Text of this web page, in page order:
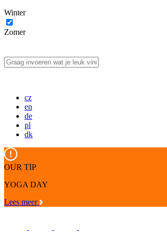
Winter
Zomer
cz
en
de
pl
dk
OUR TIP
YOGA DAY
Lees meer